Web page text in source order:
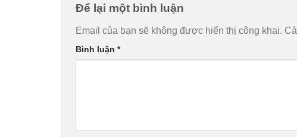
Để lại một bình luận
Email của bạn sẽ không được hiển thị công khai.
Bình luận *